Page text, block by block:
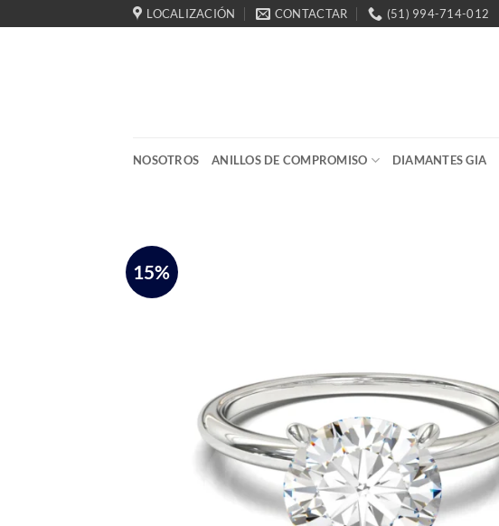
al
LOCALIZACIÓN CONTACTAR (51) 994-714-012
NOSOTROS ANILLOS DE COMPROMISO DIAMANTES GIA
15%